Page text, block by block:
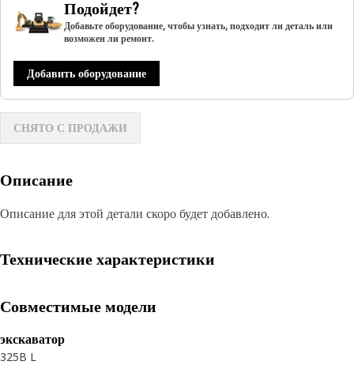
Подойдет?
Добавьте оборудование, чтобы узнать, подходит ли деталь или
возможен ли ремонт.
Добавить оборудование
СНЯТО С ПРОДАЖИ
Описание
Описание для этой детали скоро будет добавлено.
Технические характеристики
Совместимые модели
экскаватор
325B L